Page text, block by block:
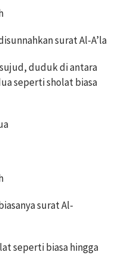
surat Al-A’la
duduk di antara
seperti sholat biasa
surat Al-
seperti biasa hingga